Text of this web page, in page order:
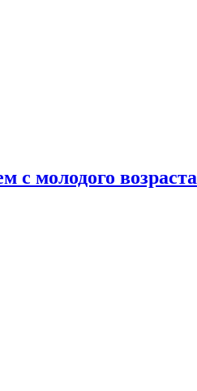
с молодого возраста